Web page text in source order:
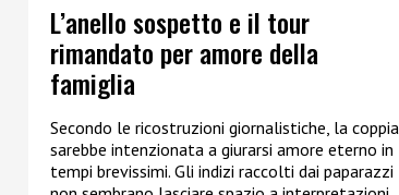
L’anello sospetto e il tour
rimandato per amore della
famiglia
Secondo le ricostruzioni giornalistiche, la coppia
sarebbe intenzionata a giurarsi amore eterno in
tempi brevissimi. Gli indizi raccolti dai paparazzi